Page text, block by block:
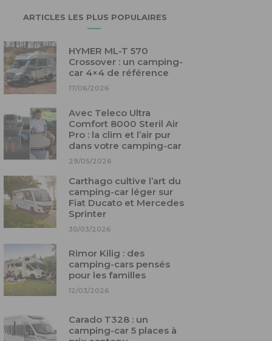
ARTICLES LES PLUS POPULAIRES
HYMER ML-T 570
Crossover : un camping-
car 4×4 de référence
17/06/2026
Avec Teleco Ultra
Comfort 8000 Steril Air
Pro : la clim et l’air pur
dans votre camping-car
29/05/2026
Carthago cultive l’art du
camping-car léger sur
Fiat Ducato et Mercedes
Sprinter
30/03/2026
Rimor Kilig : des
camping-cars pensés
pour les familles
12/03/2026
Carado T328 : un
camping-car 5 places à